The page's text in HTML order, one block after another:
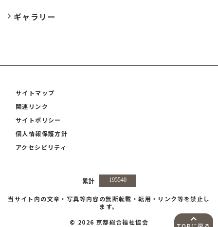
ギャラリー
サイトマップ
関連リンク
サイトポリシー
個人情報保護方針
アクセシビリティ
累計
当サイト内の文章・写真等内容の無断転載・転用・リンク等を禁止し
ます。
© 2026 京都総合福祉協会